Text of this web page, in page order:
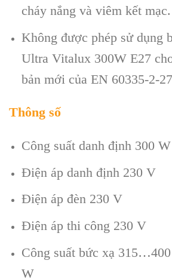
cháy nắng và viêm kết mạc.
Không được phép sử dụng
Ultra Vitalux 300W E27
bản mới của EN 60335-2-
Thông số
Công suất danh định 300 W
Điện áp danh định 230 V
Điện áp đèn 230 V
Điện áp thi công 230 V
Công suất bức xạ
W